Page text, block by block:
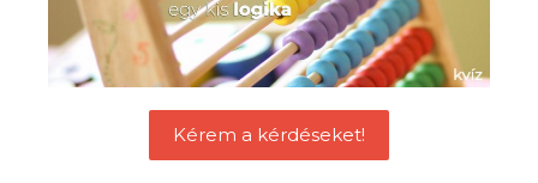
Kérem a kérdéseket!